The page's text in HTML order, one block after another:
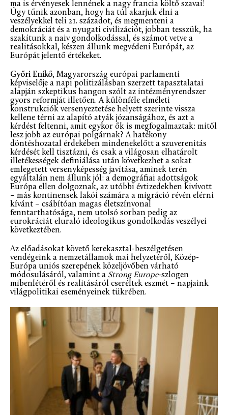
ma is érvényesek lennének a nagy francia költő szavai!
Úgy tűnik azonban, hogy ha túl akarjuk élni a
veszélyekkel teli 21. századot, és megmenteni a
demokráciát és a nyugati civilizációt, jobban tesszük, ha
szakítunk a naiv gondolkodással, és számot vetve a
realitásokkal, készen állunk megvédeni Európát, az
Európát jelentő értékeket.
Győri Enikő, Magyarország európai parlamenti
képviselője a napi politizálásban szerzett tapasztalatai
alapján szkeptikus hangon szólt az intézményrendszer
gyors reformját illetően. A különféle elméleti
konstrukciók versenyeztetése helyett szerinte vissza
kellene térni az alapító atyák józanságához, és azt a
kérdést feltenni, amit egykor ők is megfogalmaztak: mitől
lesz jobb az európai polgárnak? A hatékony
döntéshozatal érdekében mindenekelőtt a szuverenitás
kérdését kell tisztázni, és csak a világosan elhatárolt
illetékességek definiálása után következhet a sokat
emlegetett versenyképesség javítása, aminek terén
egyáltalán nem állunk jól: a demográfiai adottságok
Európa ellen dolgoznak, az utóbbi évtizedekben kivívott
– más kontinensek lakói számára a migráció révén elérni
kívánt – csábítóan magas életszínvonal
fenntarthatósága, nem utolsó sorban pedig az
eurokráciát eluraló ideologikus gondolkodás veszélyei
következtében.
Az előadásokat követő kerekasztal-beszélgetésen
vendégeink a nemzetállamok mai helyzetéről, Közép-
Európa uniós szerepének közeljövőben várható
módosulásáról, valamint a Strong Europe-szlogen
mibenlétéről és realitásáról cseréltek eszmét – napjaink
világpolitikai eseményeinek tükrében.